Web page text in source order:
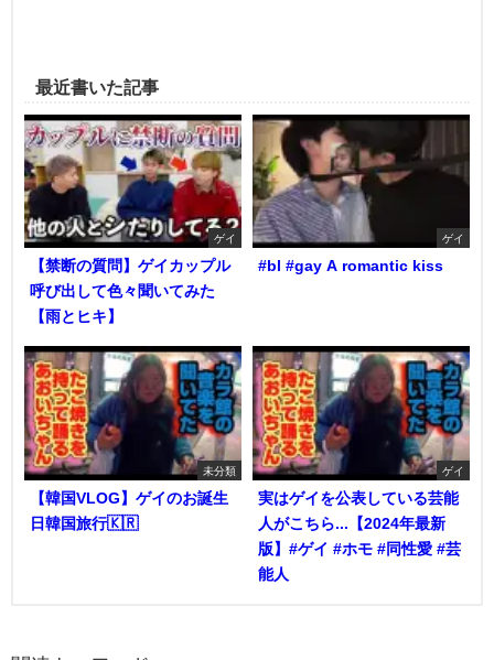
最近書いた記事
ゲイ
【禁断の質問】ゲイカップル
呼び出して色々聞いてみた
【雨とヒキ】
ゲイ
#bl #gay A romantic kiss
未分類
【韓国VLOG】ゲイのお誕生
日韓国旅行🇰🇷
ゲイ
実はゲイを公表している芸能
人がこちら...【2024年最新
版】#ゲイ #ホモ #同性愛 #芸
能人